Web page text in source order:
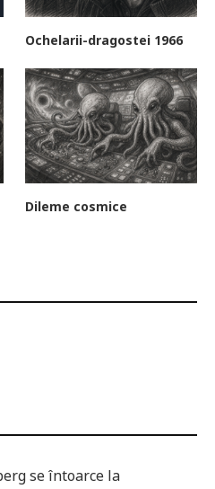
Ochelarii-dragostei 1966
Dileme cosmice
se întoarce la